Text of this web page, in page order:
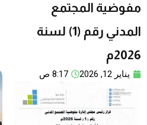
مفوضية المجتمع
المدني رقم (1) لسنة
2026م
يناير 12, 2026 8:17 ص